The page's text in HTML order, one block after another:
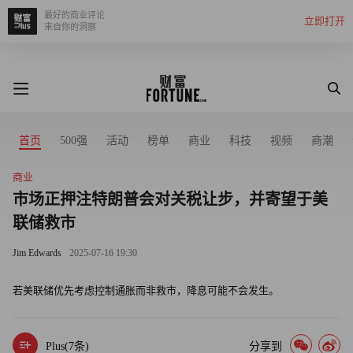
立即打开
最好的商业评论
来自你的洞察
首页 500强 活动 榜单 商业 科技 视频 商潮
商业
市场正押注特朗普会对关税让步，并寄望于美
联储救市
Jim Edwards 2025-07-16 19:30
若美联储优先考虑控制通胀而非救市，降息可能不会发生。
Plus(7条) 分享到